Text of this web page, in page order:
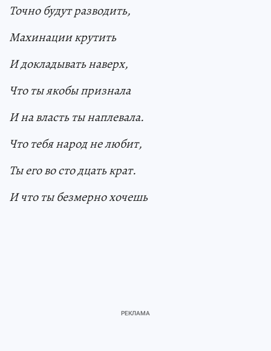
Точно будут разводить,
Махинации крутить
И докладывать наверх,
Что ты якобы признала
И на власть ты наплевала.
Что тебя народ не любит,
Ты его во сто дцать крат.
И что ты безмерно хочешь